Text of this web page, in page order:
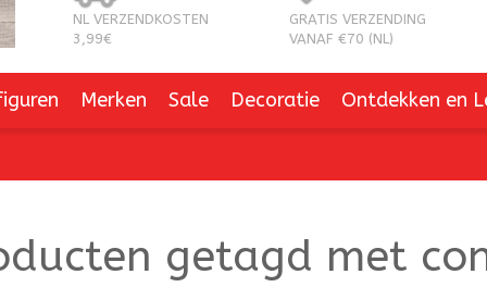
NL VERZENDKOSTEN
3,99€
GRATIS VERZENDING
VANAF €70 (NL)
Merken Sale Decoratie Ontdekken en
getagd met